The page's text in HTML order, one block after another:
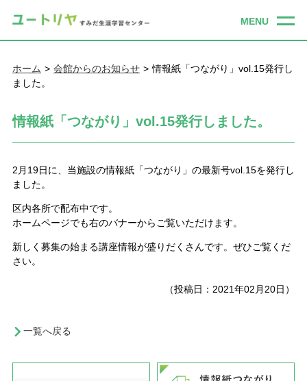
ホーム 会館からのお知らせ
情報紙「つながり」vol.15発行し
ました。
情報紙「つながり」vol.15発行しました。
2月19日に、当施設の情報紙「つながり」の最新号vol.15を発行し
ました。
区内各所で配布中です。
ホームページでも右のバナーからご覧いただけます。
新しく募集の始まる講座情報が盛りだくさんです。ぜひご覧くだ
さい。
（投稿日：2021年02月20日）
一覧へ戻る